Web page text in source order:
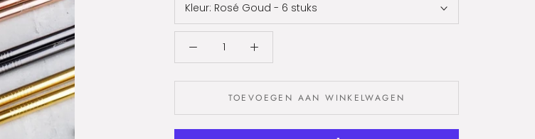
Kleur: Rosé Goud - 6 stuks
TOEVOEGEN AAN WINKELWAGEN